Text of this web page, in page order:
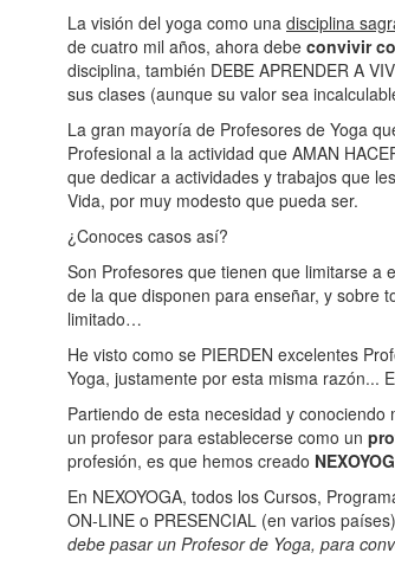
La visión del yoga como una disciplina
de cuatro mil años, ahora debe convivir
disciplina, también DEBE APRENDER A
sus clases (aunque su valor sea
La gran mayoría de Profesores de Yoga
Profesional a la actividad que AMAN
que dedicar a actividades y trabajos que
Vida, por muy modesto que pueda ser.
¿Conoces casos así?
Son Profesores que tienen que limitarse a
de la que disponen para enseñar, y sobre
limitado…
He visto como se PIERDEN excelentes
Yoga, justamente por esta misma razón...
Partiendo de esta necesidad y
un profesor para establecerse como un
profesión, es que hemos creado
En NEXOYOGA, todos los Cursos,
ON-LINE o PRESENCIAL (en varios
debe pasar un Profesor de Yoga, para